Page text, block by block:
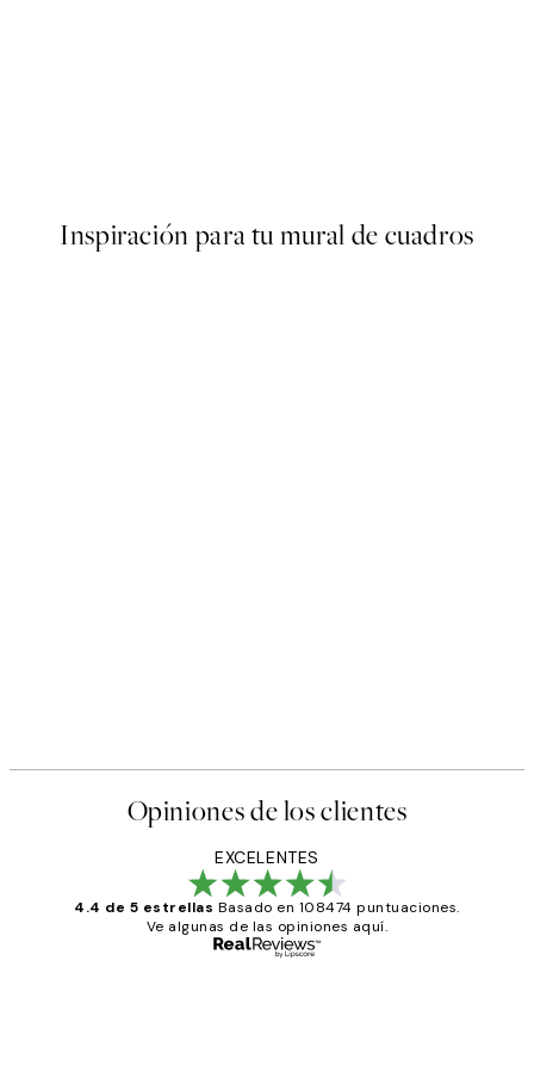
Inspiración para tu mural de cuadros
Opiniones de los clientes
EXCELENTES
4.4 de 5 estrellas Basado en 108474 puntuaciones.
Ve algunas de las opiniones aquí.